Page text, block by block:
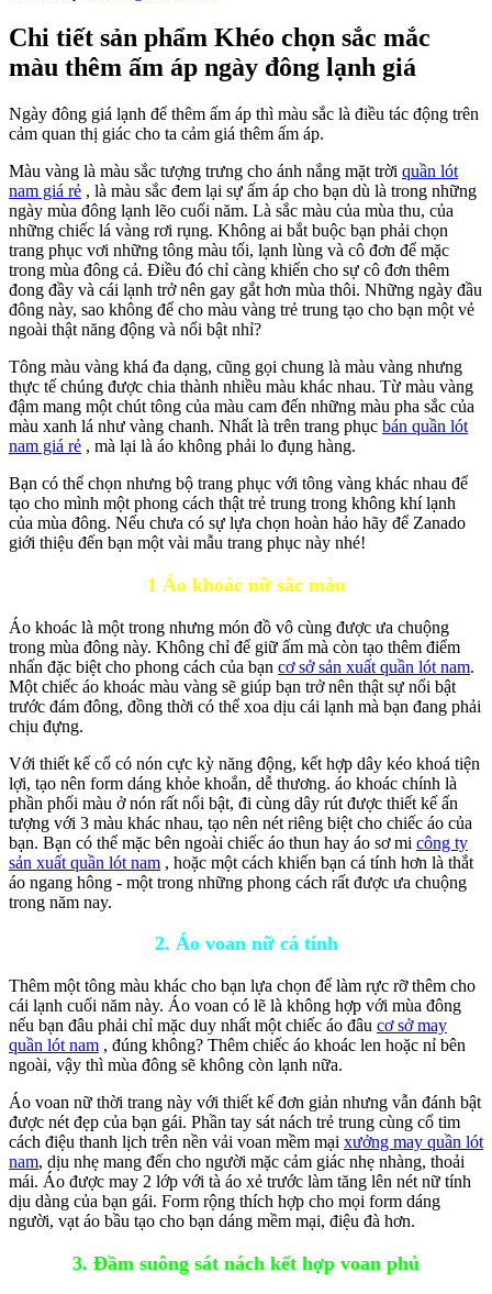
Chi tiết sản phẩm Khéo chọn sắc mắc
màu thêm ấm áp ngày đông lạnh giá
Ngày đông giá lạnh để thêm ấm áp thì màu sắc là điều tác động trên
cảm quan thị giác cho ta cảm giá thêm ấm áp.
Màu vàng là màu sắc tượng trưng cho ánh nắng mặt trời quần lót
nam giá rẻ , là màu sắc đem lại sự ấm áp cho bạn dù là trong những
ngày mùa đông lạnh lẽo cuối năm. Là sắc màu của mùa thu, của
những chiếc lá vàng rơi rụng. Không ai bắt buộc bạn phải chọn
trang phục vơi những tông màu tối, lạnh lùng và cô đơn để mặc
trong mùa đông cả. Điều đó chỉ càng khiến cho sự cô đơn thêm
đong đầy và cái lạnh trở nên gay gắt hơn mùa thôi. Những ngày đầu
đông này, sao không để cho màu vàng trẻ trung tạo cho bạn một vẻ
ngoài thật năng động và nổi bật nhỉ?
Tông màu vàng khá đa dạng, cũng gọi chung là màu vàng nhưng
thực tế chúng được chia thành nhiều màu khác nhau. Từ màu vàng
đậm mang một chút tông của màu cam đến những màu pha sắc của
màu xanh lá như vàng chanh. Nhất là trên trang phục bán quần lót
nam giá rẻ , mà lại là áo không phải lo đụng hàng.
Bạn có thể chọn nhưng bộ trang phục với tông vàng khác nhau để
tạo cho mình một phong cách thật trẻ trung trong không khí lạnh
của mùa đông. Nếu chưa có sự lựa chọn hoàn hảo hãy để Zanado
giới thiệu đến bạn một vài mẫu trang phục này nhé!
1 Áo khoác nữ sắc màu
Áo khoác là một trong nhưng món đồ vô cùng được ưa chuộng
trong mùa đông này. Không chỉ để giữ ấm mà còn tạo thêm điểm
nhấn đặc biệt cho phong cách của bạn cơ sở sản xuất quần lót nam.
Một chiếc áo khoác màu vàng sẽ giúp bạn trở nên thật sự nổi bật
trước đám đông, đồng thời có thể xoa dịu cái lạnh mà bạn đang phải
chịu đựng.
Với thiết kế cổ có nón cực kỳ năng động, kết hợp dây kéo khoá tiện
lợi, tạo nên form dáng khỏe khoắn, dễ thương. áo khoác chính là
phần phối màu ở nón rất nổi bật, đi cùng dây rút được thiết kế ấn
tượng với 3 màu khác nhau, tạo nên nét riêng biệt cho chiếc áo của
bạn. Bạn có thể mặc bên ngoài chiếc áo thun hay áo sơ mi công ty
sản xuất quần lót nam , hoặc một cách khiến bạn cá tính hơn là thắt
áo ngang hông - một trong những phong cách rất được ưa chuộng
trong năm nay.
2. Áo voan nữ cá tính
Thêm một tông màu khác cho bạn lựa chọn để làm rực rỡ thêm cho
cái lạnh cuối năm này. Áo voan có lẽ là không hợp với mùa đông
nếu bạn đâu phải chỉ mặc duy nhất một chiếc áo đâu cơ sở may
quần lót nam , đúng không? Thêm chiếc áo khoác len hoặc nỉ bên
ngoài, vậy thì mùa đông sẽ không còn lạnh nữa.
Áo voan nữ thời trang này với thiết kế đơn giản nhưng vẫn đánh bật
được nét đẹp của bạn gái. Phần tay sát nách trẻ trung cùng cổ tim
cách điệu thanh lịch trên nền vải voan mềm mại xưởng may quần lót
nam, dịu nhẹ mang đến cho người mặc cảm giác nhẹ nhàng, thoải
mái. Áo được may 2 lớp với tà áo xẻ trước làm tăng lên nét nữ tính
dịu dàng của bạn gái. Form rộng thích hợp cho mọi form dáng
người, vạt áo bầu tạo cho bạn dáng mềm mại, điệu đà hơn.
3. Đầm suông sát nách kết hợp voan phủ